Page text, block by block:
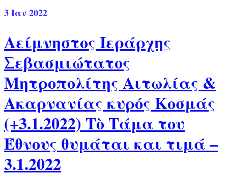
3Ιαν 2022
Αείμνηστος Ιεράρχης
Σεβασμιώτατος
Μητροπολίτης Αιτωλίας &
Ακαρνανίας κυρός Κοσμάς
(+3.1.2022) Τὸ Τάμα του
Έθνους θυμάται και τιμά –
3.1.2022